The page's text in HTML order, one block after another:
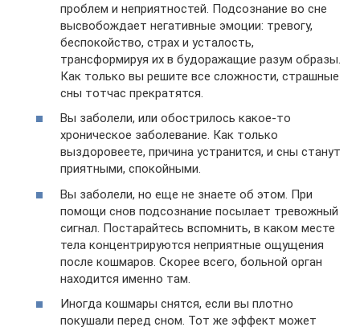
проблем и неприятностей. Подсознание во сне
высвобождает негативные эмоции: тревогу,
беспокойство, страх и усталость,
трансформируя их в будоражащие разум образы.
Как только вы решите все сложности, страшные
сны тотчас прекратятся.
Вы заболели, или обострилось какое-то
хроническое заболевание. Как только
выздоровеете, причина устранится, и сны станут
приятными, спокойными.
Вы заболели, но еще не знаете об этом. При
помощи снов подсознание посылает тревожный
сигнал. Постарайтесь вспомнить, в каком месте
тела концентрируются неприятные ощущения
после кошмаров. Скорее всего, больной орган
находится именно там.
Иногда кошмары снятся, если вы плотно
покушали перед сном. Тот же эффект может